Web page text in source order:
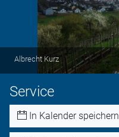
Albrecht Kurz
Service
In Kalender speichern